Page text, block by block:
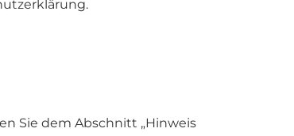
Sie dem Abschnitt „Hinweis